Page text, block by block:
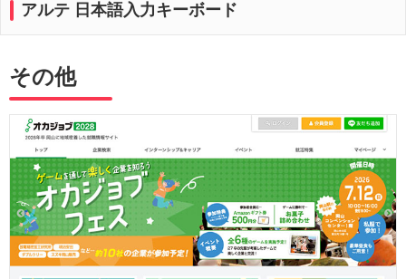
アルテ 日本語入力キーボード
その他